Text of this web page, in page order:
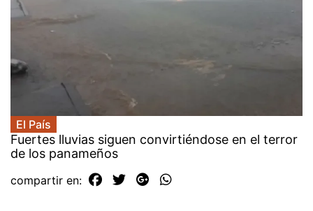
El País
Fuertes lluvias siguen convirtiéndose en el terror
de los panameños
compartir en: